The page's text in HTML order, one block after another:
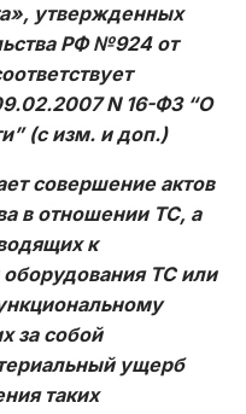
утвержденных
РФ №924 от
N 16-ФЗ “О
(с изм. и доп.)
совершение актов
в отношении ТС, а
к
ТС или
за собой
ущерб
таких